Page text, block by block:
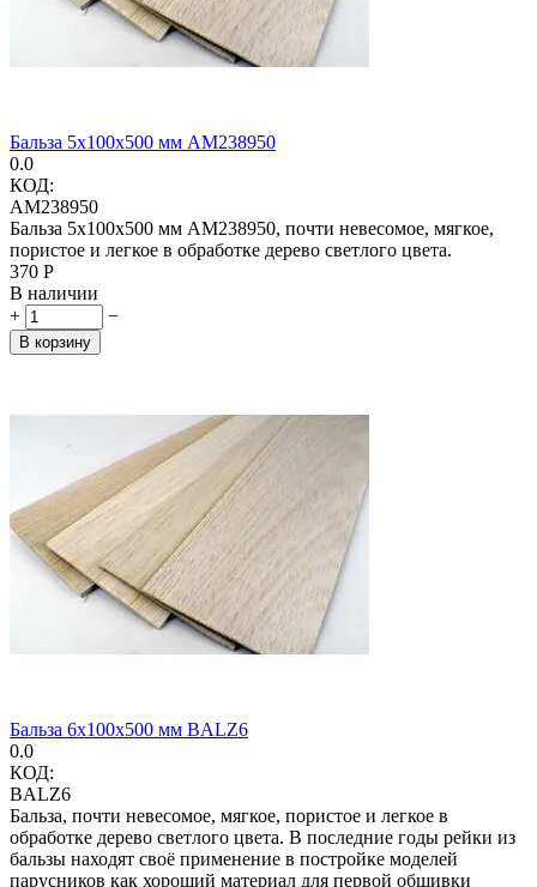
Бальза 5х100х500 мм AM238950
0.0
КОД:
AM238950
Бальза 5х100х500 мм AM238950, почти невесомое, мягкое,
пористое и легкое в обработке дерево светлого цвета.
‍370‍ Р
В наличии
+
−
В корзину
Бальза 6x100x500 мм BALZ6
0.0
КОД:
BALZ6
Бальза, почти невесомое, мягкое, пористое и легкое в
обработке дерево светлого цвета. В последние годы рейки из
бальзы находят своё применение в постройке моделей
парусников как хороший материал для первой обшивки